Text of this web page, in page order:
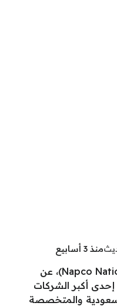
منذ 3 أسابيع
أعلنت شركة نابكو الوطنية (Napco National)، عن
أكبر الشركات
والمتخصصة